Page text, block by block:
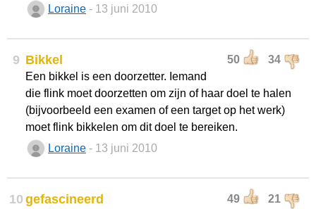
Loraine - 13 juni 2010
9 50 34
Bikkel
Een bikkel is een doorzetter. Iemand
die flink moet doorzetten om zijn of haar doel te halen
(bijvoorbeeld een examen of een target op het werk)
moet flink bikkelen om dit doel te bereiken.
Loraine - 13 juni 2010
10 49 21
gefascineerd